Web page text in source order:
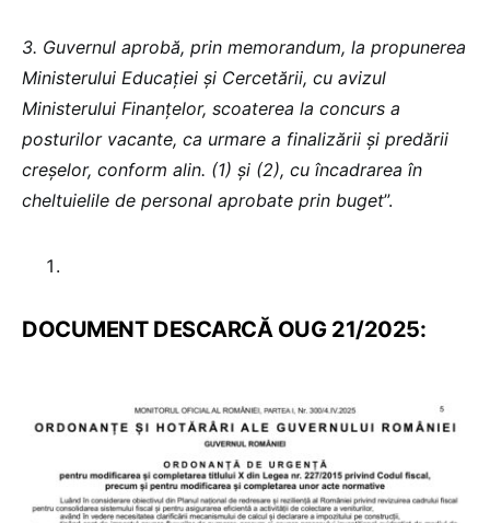
3. Guvernul aprobă, prin memorandum, la propunerea
Ministerului Educației și Cercetării, cu avizul
Ministerului Finanțelor, scoaterea la concurs a
posturilor vacante, ca urmare a finalizării și predării
creșelor, conform alin. (1) și (2), cu încadrarea în
cheltuielile de personal aprobate prin buget”.
DOCUMENT DESCARCĂ OUG 21/2025: